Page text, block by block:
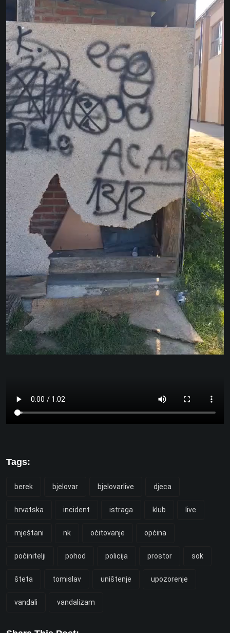
Tags:
berek bjelovar bjelovarlive djeca
hrvatska incident istraga klub live
mještani nk očitovanje općina
počinitelji pohod policija prostor sok
šteta tomislav uništenje upozorenje
vandali vandalizam